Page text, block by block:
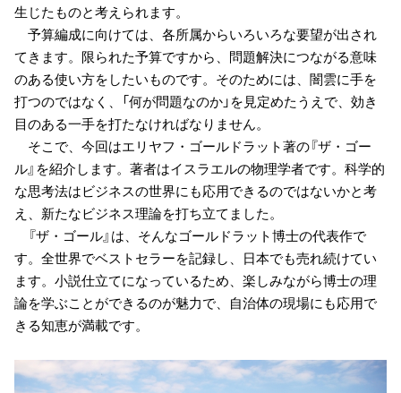
生じたものと考えられます。
予算編成に向けては、各所属からいろいろな要望が出され
てきます。限られた予算ですから、問題解決につながる意味
のある使い方をしたいものです。そのためには、闇雲に手を
打つのではなく、「何が問題なのか」を見定めたうえで、効き
目のある一手を打たなければなりません。
そこで、今回はエリヤフ・ゴールドラット著の『ザ・ゴー
ル』を紹介します。著者はイスラエルの物理学者です。科学的
な思考法はビジネスの世界にも応用できるのではないかと考
え、新たなビジネス理論を打ち立てました。
『ザ・ゴール』は、そんなゴールドラット博士の代表作で
す。全世界でベストセラーを記録し、日本でも売れ続けてい
ます。小説仕立てになっているため、楽しみながら博士の理
論を学ぶことができるのが魅力で、自治体の現場にも応用で
きる知恵が満載です。